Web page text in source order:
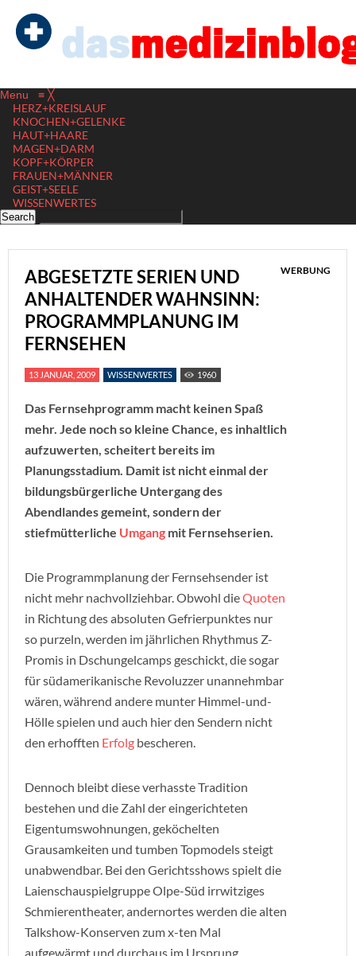
Menu ≡ ╳
HERZ+KREISLAUF
KNOCHEN+GELENKE
HAUT+HAARE
MAGEN+DARM
KOPF+KÖRPER
FRAUEN+MÄNNER
GEIST+SEELE
WISSENWERTES
ABGESETZTE SERIEN UND
ANHALTENDER WAHNSINN:
PROGRAMMPLANUNG IM
FERNSEHEN
WERBUNG
13 JANUAR, 2009 WISSENWERTES 1960
Das Fernsehprogramm macht keinen Spaß
mehr. Jede noch so kleine Chance, es inhaltlich
aufzuwerten, scheitert bereits im
Planungsstadium. Damit ist nicht einmal der
bildungsbürgerliche Untergang des
Abendlandes gemeint, sondern der
stiefmütterliche Umgang mit Fernsehserien.
Die Programmplanung der Fernsehsender ist
nicht mehr nachvollziehbar. Obwohl dieQuoten
in Richtung des absoluten Gefrierpunktes nur
so purzeln, werden im jährlichen Rhythmus Z-
Promis in Dschungelcamps geschickt, die sogar
für südamerikanische Revoluzzer unannehmbar
wären, während andere munter Himmel-und-
Hölle spielen und auch hier den Sendern nicht
den erhofften Erfolg bescheren.
Dennoch bleibt diese verhasste Tradition
bestehen und die Zahl der eingerichteten
Eigentumswohnungen, geköchelten
Grausamkeiten und tumben Topmodels steigt
unabwendbar. Bei den Gerichtsshows spielt die
Laienschauspielgruppe Olpe-Süd irrwitziges
Schmierentheater, andernortes werden die alten
Talkshow-Konserven zum x-ten Mal
aufgewärmt und durchaus im Ursprung